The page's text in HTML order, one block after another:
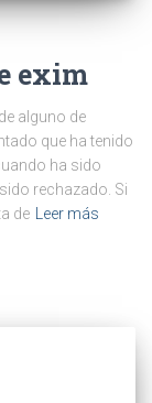
exim
alguno de
que ha tenido
ha sido
rechazado. Si
de Leer más